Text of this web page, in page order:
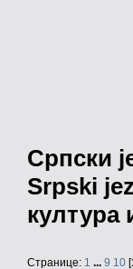
Српски
Srpski
култура
Странице: 1 ... 9 10 [